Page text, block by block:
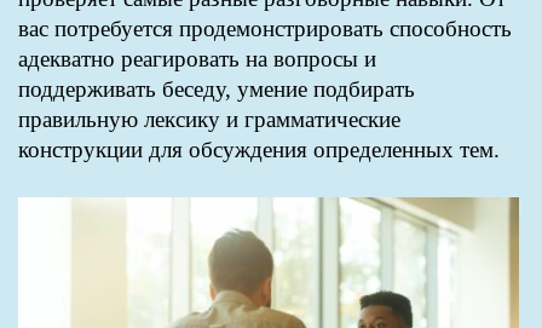
вас потребуется продемонстрировать способность
адекватно реагировать на вопросы и
поддерживать беседу, умение подбирать
правильную лексику и грамматические
конструкции для обсуждения определенных тем.